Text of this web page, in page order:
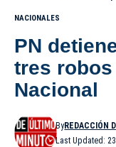
NACIONALES
PN
tres
Nacional
Last Updated:
ByREDACCIÓN